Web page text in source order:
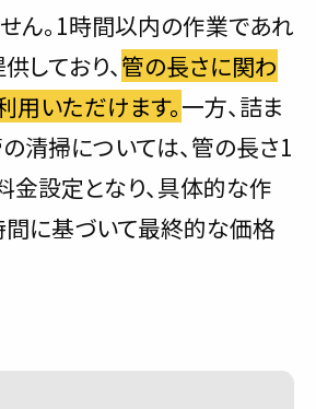
ん。1時間以内の作業であれ
しており、管の長さに関わ
用いただけます。一方、詰ま
清掃については、管の長さ1
金設定となり、具体的な作
に基づいて最終的な価格